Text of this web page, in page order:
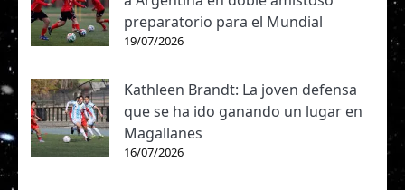
preparatorio para el Mundial
19/07/2026
Kathleen Brandt: La joven defensa
que se ha ido ganando un lugar en
Magallanes
16/07/2026